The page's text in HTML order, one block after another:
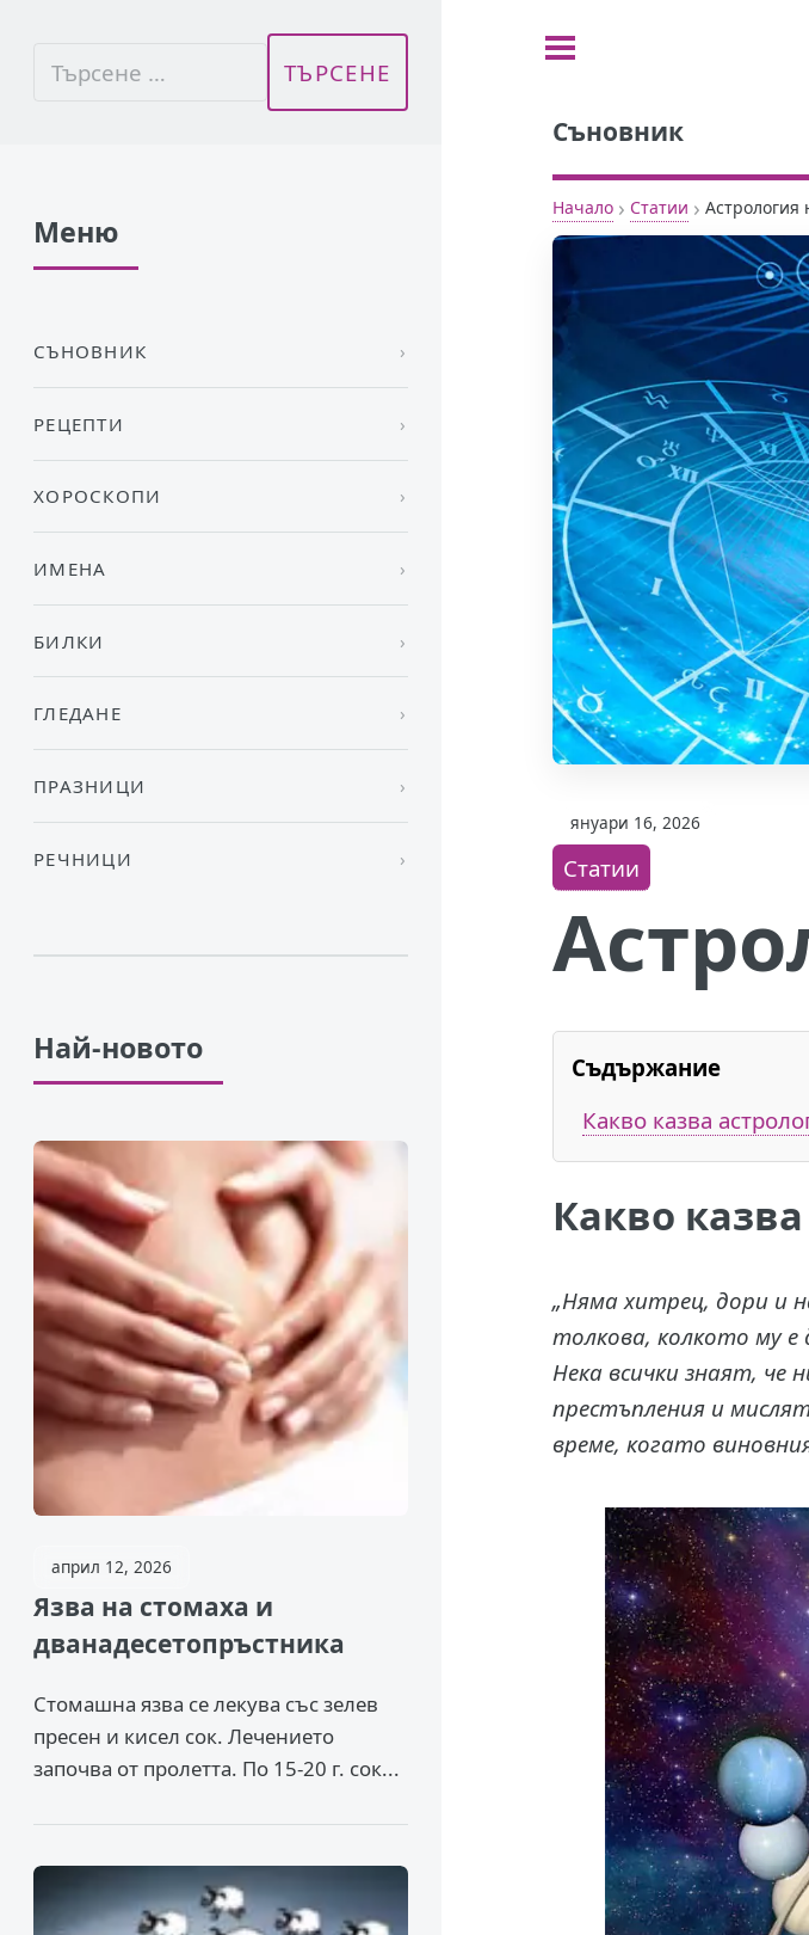
Съновник
Начало › Статии › Астрология
януари 16, 2026
Статии
Съдържание
Какво казва
Какво
„Няма хитрец, дори и
толкова, колкото му е
Нека всички знаят,
престъпления и
време, когато
Меню
СЪНОВНИК
РЕЦЕПТИ
ХОРОСКОПИ
ИМЕНА
БИЛКИ
ГЛЕДАНЕ
ПРАЗНИЦИ
РЕЧНИЦИ
Най-новото
април 12, 2026
Язва на стомаха и
дванадесетопръстника
Стомашна язва се лекува със зелев
пресен и кисел сок. Лечението
започва от пролетта. По 15-20 г. сок...